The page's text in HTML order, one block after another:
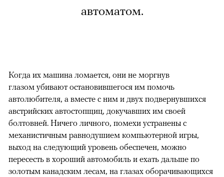
автоматом.
Когда их машина ломается, они не моргнув
глазом убивают остановившегося им помочь
автолюбителя, а вместе с ним и двух подвернувшихся
австрийских автостопщиц, докучавших им своей
болтовней. Ничего личного, помехи устранены с
механистичным равнодушием компьютерной игры,
выход на следующий уровень обеспечен, можно
пересесть в хороший автомобиль и ехать дальше по
золотым канадским лесам, на глазах оборачивающихся